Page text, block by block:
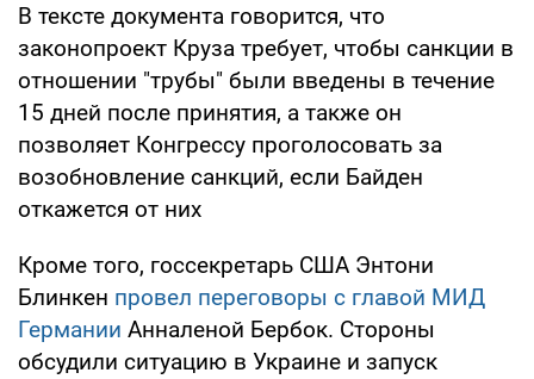
В тексте документа говорится, что
законопроект Круза требует, чтобы санкции в
отношении "трубы" были введены в течение
15 дней после принятия, а также он
позволяет Конгрессу проголосовать за
возобновление санкций, если Байден
откажется от них
Кроме того, госсекретарь США Энтони
Блинкен провел переговоры с главой МИД
Германии Анналеной Бербок. Стороны
обсудили ситуацию в Украине и запуск